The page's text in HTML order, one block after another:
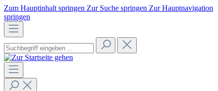
Zum Hauptinhalt springen Zur Suche springen Zur Hauptnavigation
springen